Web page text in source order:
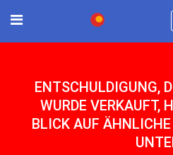
ENTSCHULDIGUNG,
WURDE VERKAUFT,
BLICK AUF